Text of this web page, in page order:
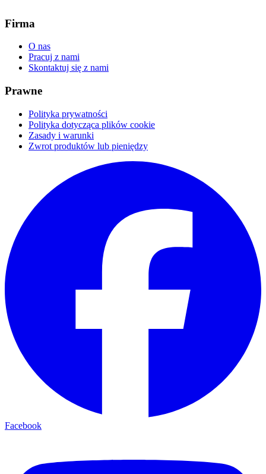
Firma
O nas
Pracuj z nami
Skontaktuj się z nami
Prawne
Polityka prywatności
Polityka dotycząca plików cookie
Zasady i warunki
Zwrot produktów lub pieniędzy
Facebook